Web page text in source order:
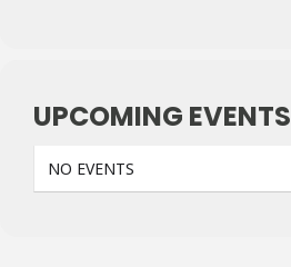
UPCOMING EVENTS
NO EVENTS